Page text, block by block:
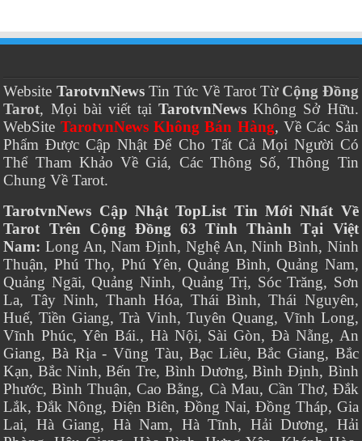
Website TarotvnNewsTin Tức Về Tarot Từ Cộng Đồng
Tarot, Mọi bài viết tạiTarotvnNews Không Sở Hữu.
WebSite TarotvnNews Không Bán Hàng, Về Các Sản
Phẩm Được Cập Nhật Để Cho Tất Cả Mọi Người Có
Thể Tham Khảo Về Giá, Các Thông Số, Thông Tin
Chung Về Tarot.
TarotvnNews Cập Nhật TopList Tin Mới Nhất Về
Tarot Trên Cộng Đồng 63 Tỉnh Thành Tại Việt
Nam: Long An, Nam Định, Nghệ An, Ninh Bình, Ninh
Thuận, Phú Thọ, Phú Yên, Quảng Bình, Quảng Nam,
Quảng Ngãi, Quảng Ninh, Quảng Trị, Sóc Trăng, Sơn
La, Tây Ninh, Thanh Hóa, Thái Bình, Thái Nguyên,
Huế, Tiền Giang, Trà Vinh, Tuyên Quang, Vĩnh Long,
Vĩnh Phúc, Yên Bái., Hà Nội, Sài Gòn, Đà Nẵng, An
Giang, Bà Rịa - Vũng Tàu, Bạc Liêu, Bắc Giang, Bắc
Kạn, Bắc Ninh, Bến Tre, Bình Dương, Bình Định, Bình
Phước, Bình Thuận, Cao Bằng, Cà Mau, Cần Thơ, Đắk
Lắk, Đắk Nông, Điện Biên, Đồng Nai, Đồng Tháp, Gia
Lai, Hà Giang, Hà Nam, Hà Tĩnh, Hải Dương, Hải